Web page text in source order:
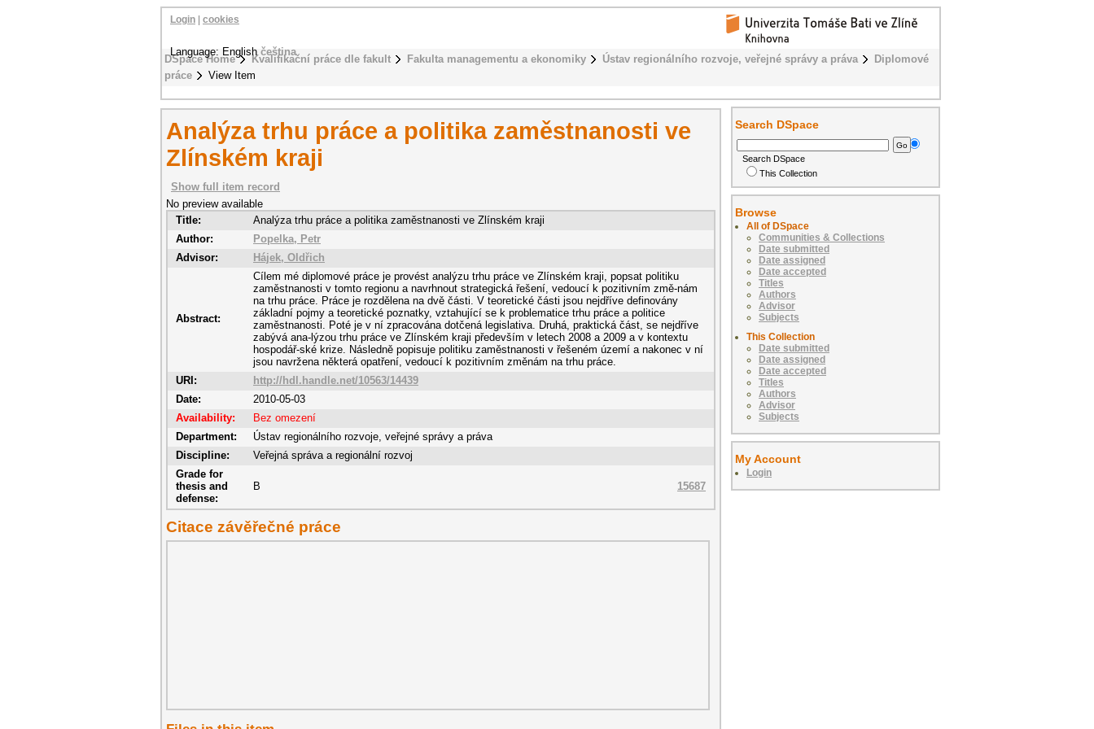
DSpace Home Kvalifikační práce dle fakult Fakulta managementu a ekonomiky Ústav regionálního rozvoje, veřejné správy a práva
Diplomové
práce
View Item
Login cookies
Language: Englishčeština
Analýza trhu práce a politika zaměstnanosti ve
Zlínském kraji
Show full item record
No preview available
Title:
Analýza trhu práce a politika zaměstnanosti ve Zlínském kraji
Author:
Popelka, Petr
Advisor:
Hájek, Oldřich
Abstract:
Cílem mé diplomové práce je provést analýzu trhu práce ve Zlínském kraji, popsat politiku
zaměstnanosti v tomto regionu a navrhnout strategická řešení, vedoucí k pozitivním změ-nám
na trhu práce. Práce je rozdělena na dvě části. V teoretické části jsou nejdříve definovány
základní pojmy a teoretické poznatky, vztahující se k problematice trhu práce a politice
zaměstnanosti. Poté je v ní zpracována dotčená legislativa. Druhá, praktická část, se nejdříve
zabývá ana-lýzou trhu práce ve Zlínském kraji především v letech 2008 a 2009 a v kontextu
hospodář-ské krize. Následně popisuje politiku zaměstnanosti v řešeném území a nakonec v ní
jsou navržena některá opatření, vedoucí k pozitivním změnám na trhu práce.
URI:
http://hdl.handle.net/10563/14439
Date:
2010-05-03
Availability:
Bez omezení
Department:
Ústav regionálního rozvoje, veřejné správy a práva
Discipline:
Veřejná správa a regionální rozvoj
Grade for
thesis and
defense:
B 15687
Citace závěřečné práce
Search DSpace
Search DSpace
This Collection
Browse
All of DSpace
Communities & Collections
Date submitted
Date assigned
Date accepted
Titles
Authors
Advisor
Subjects
This Collection
Date submitted
Date assigned
Date accepted
Titles
Authors
Advisor
Subjects
My Account
Login